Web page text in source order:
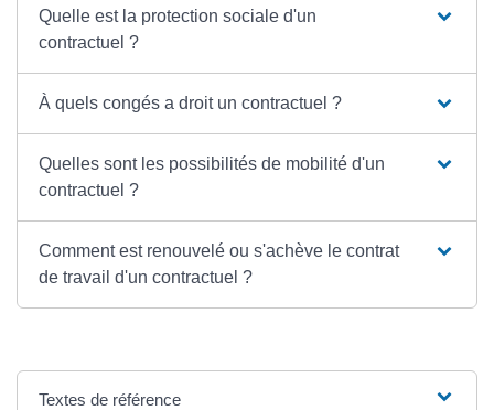
Quelle est la protection sociale d'un
contractuel ?
À quels congés a droit un contractuel ?
Quelles sont les possibilités de mobilité d'un
contractuel ?
Comment est renouvelé ou s'achève le contrat
de travail d'un contractuel ?
Textes de référence